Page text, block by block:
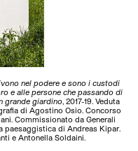
nel podere e sono i custodi
e alle persone che passando di
grande giardino, 2017-19. Veduta
di Agostino Osio. Concorso
Commissionato da Generali
paesaggistica di Andreas Kipar.
e Antonella Soldaini.